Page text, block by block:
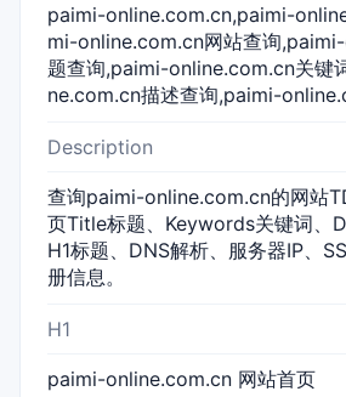
paimi-online.com.cn,paimi-
mi-online.com.cn网站查询
题查询,paimi-online.com.cn关键
ne.com.cn描述查询,paimi-
Description
查询paimi-online.com.cn的网站
页Title标题、Keywords关键词、
H1标题、DNS解析、服务器IP、
册信息。
H1
paimi-online.com.cn 网站首页